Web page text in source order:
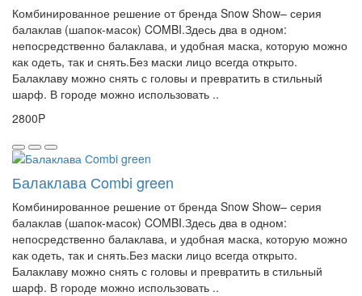
Комбинированное решение от бренда Snow Show– серия
балаклав (шапок-масок) COMBI.Здесь два в одном:
непосредственно балаклава, и удобная маска, которую можно
как одеть, так и снять.Без маски лицо всегда открыто.
Балаклаву можно снять с головы и превратить в стильный
шарф. В городе можно использовать ..
2800P
Балаклава Сombi green
Комбинированное решение от бренда Snow Show– серия
балаклав (шапок-масок) COMBI.Здесь два в одном:
непосредственно балаклава, и удобная маска, которую можно
как одеть, так и снять.Без маски лицо всегда открыто.
Балаклаву можно снять с головы и превратить в стильный
шарф. В городе можно использовать ..